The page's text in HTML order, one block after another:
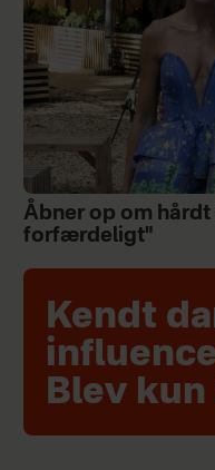
Åbner op om
forfærdeligt"
Kendt
Blev kun